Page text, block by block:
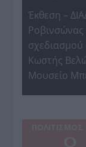
Έκθεση –
Ροβινσώνας
σχεδιασμού
Κωστής
Μουσείο